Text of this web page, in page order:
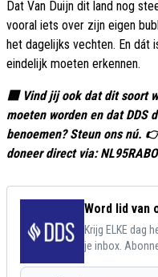
Dat Van Duijn dit land nog
vooral iets over zijn eigen
het dagelijks vechten. En dát
eindelijk moeten erkennen.
🟥 Vind jij ook dat dit soort
moeten worden en dat DDS
benoemen? Steun ons nú.
doneer direct via:
Word lid van
Krijg ELKE dag
je inbox.